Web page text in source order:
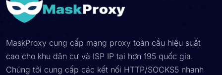
MaskProxy cung cấp mạng proxy toàn cầu hiệu suất
cao cho khu dân cư và ISP IP tại hơn 195 quốc gia.
Chúng tôi cung cấp các kết nối HTTP/SOCKS5 nhanh